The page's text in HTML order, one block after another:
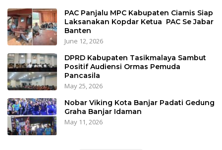
PAC Panjalu MPC Kabupaten Ciamis Siap
Laksanakan Kopdar Ketua PAC Se Jabar
Banten
June 12, 2026
DPRD Kabupaten Tasikmalaya Sambut
Positif Audiensi Ormas Pemuda
Pancasila
May 25, 2026
Nobar Viking Kota Banjar Padati Gedung
Graha Banjar Idaman
May 11, 2026